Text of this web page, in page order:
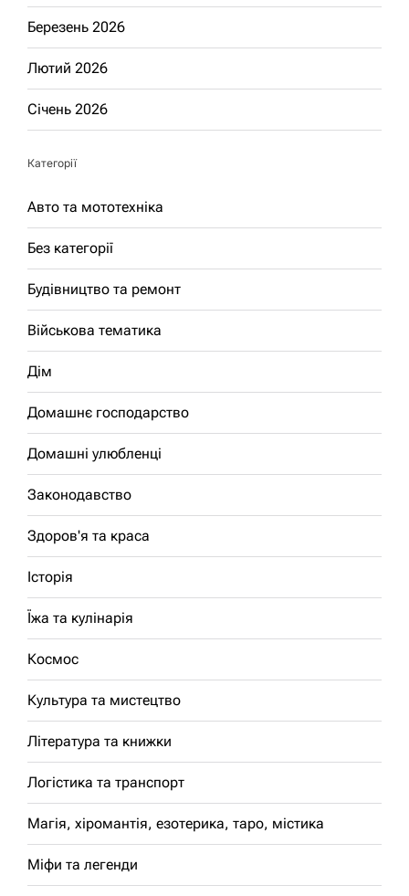
Березень 2026
Лютий 2026
Січень 2026
Категорії
Авто та мототехніка
Без категорії
Будівництво та ремонт
Військова тематика
Дім
Домашнє господарство
Домашні улюбленці
Законодавство
Здоров'я та краса
Історія
Їжа та кулінарія
Космос
Культура та мистецтво
Література та книжки
Логістика та транспорт
Магія, хіромантія, езотерика, таро, містика
Міфи та легенди